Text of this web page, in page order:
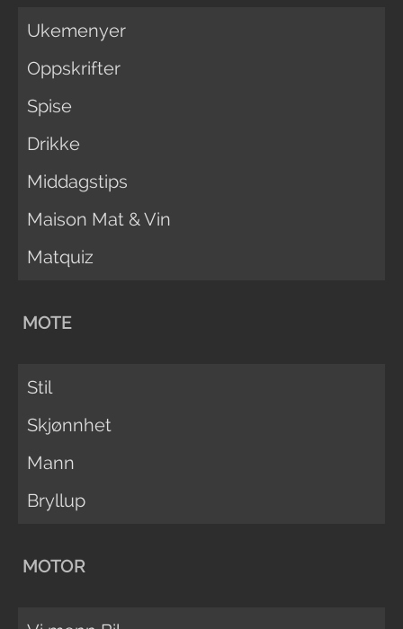
Ukemenyer
Oppskrifter
Spise
Drikke
Middagstips
Maison Mat & Vin
Matquiz
MOTE
Stil
Skjønnhet
Mann
Bryllup
MOTOR